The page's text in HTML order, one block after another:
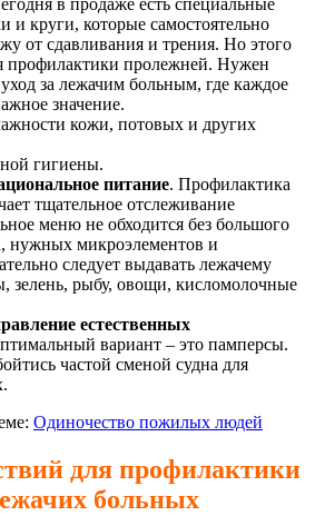
в продаже есть специальные
и круги, которые самостоятельно
от сдавливания и трения. Но этого
профилактики пролежней. Нужен
за лежачим больным, где каждое
значение.
кожи, потовых и других
гигиены.
питание. Профилактика
тщательное отслеживание
меню не обходится без большого
нужных микроэлементов и
следует выдавать лежачему
зелень, рыбу, овощи, кисломолочные
естественных
вариант – это памперсы.
частой сменой судна для
Одиночество пожилых людей
для профилактики
больных